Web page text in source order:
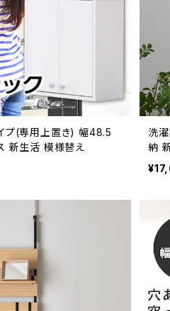
プ(専用上置き) 幅48.5
新生活 模様替え
洗
納